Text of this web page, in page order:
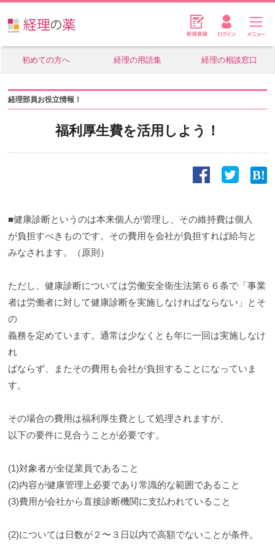
初めての方へ 経理の用語集 経理の相談窓口
経理部員お役立情報！
福利厚生費を活用しよう！
■健康診断というのは本来個人が管理し、その維持費は個人
が負担すべきものです。その費用を会社が負担すれば給与と
みなされます。（原則）
ただし、健康診断については労働安全衛生法第６６条で「事業
者は労働者に対して健康診断を実施しなければならない」とそ
の
義務を定めています。通常は少なくとも年に一回は実施しなけ
れ
ばならず、またその費用も会社が負担することになっていま
す。
その場合の費用は福利厚生費として処理されますが、
以下の要件に見合うことが必要です。
(1)対象者が全従業員であること
(2)内容が健康管理上必要であり常識的な範囲であること
(3)費用が会社から直接診断機関に支払われていること
(2)については日数が２〜３日以内で高額でないことが条件。